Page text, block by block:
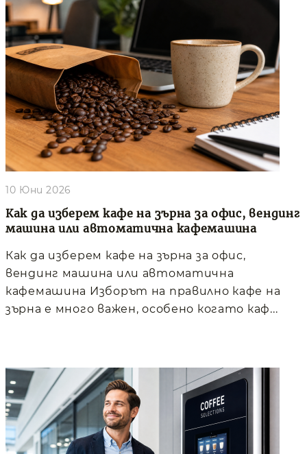
Как да изберем кафе на зърна за офис, вендинг
машина или автоматична кафемашина
10 Юни 2026
Как да изберем кафе на зърна за офис,
вендинг машина или автоматична
кафемашина Изборът на правилно кафе на
зърна е много важен, особено когато каф...